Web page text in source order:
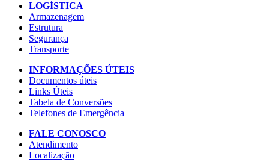
LOGÍSTICA
Armazenagem
Estrutura
Segurança
Transporte
INFORMAÇÕES ÚTEIS
Documentos úteis
Links Úteis
Tabela de Conversões
Telefones de Emergência
FALE CONOSCO
Atendimento
Localização